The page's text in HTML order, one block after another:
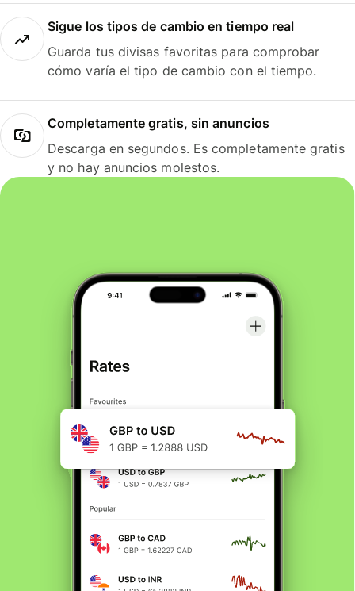
Sigue los tipos de cambio en tiempo real
Guarda tus divisas favoritas para comprobar
cómo varía el tipo de cambio con el tiempo.
Completamente gratis, sin anuncios
Descarga en segundos. Es completamente gratis
y no hay anuncios molestos.